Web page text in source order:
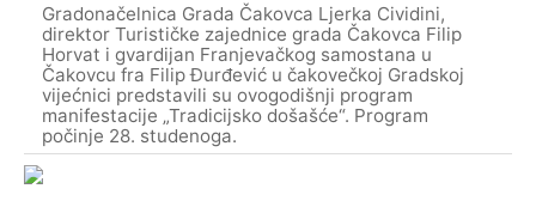
Gradonačelnica Grada Čakovca Ljerka Cividini,
direktor Turističke zajednice grada Čakovca Filip
Horvat i gvardijan Franjevačkog samostana u
Čakovcu fra Filip Đurđević u čakovečkoj Gradskoj
vijećnici predstavili su ovogodišnji program
manifestacije „Tradicijsko došašće“. Program
počinje 28. studenoga.